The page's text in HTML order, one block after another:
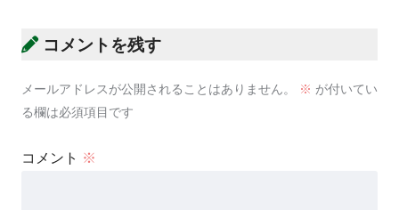
コメントを残す
メールアドレスが公開されることはありません。 ※ が付いてい
る欄は必須項目です
コメント ※